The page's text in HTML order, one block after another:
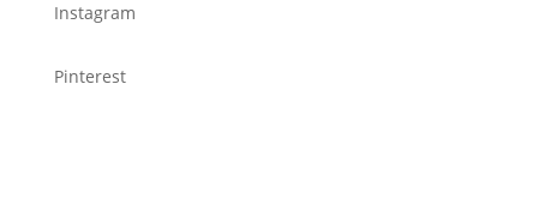
Instagram
Pinterest